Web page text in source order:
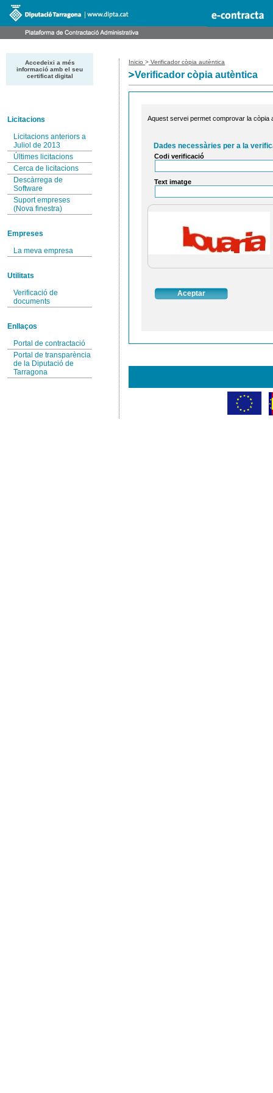
Accedeixi a més
informació amb el seu
certificat digital
Licitacions
Licitacions anteriors a
Juliol de 2013
Últimes licitacions
Cerca de licitacions
Descàrrega de
Software
Suport empreses
(Nova finestra)
Empreses
La meva empresa
Utilitats
Verificació de
documents
Enllaços
Portal de contractació
Portal de transparència
de la Diputació de
Tarragona
Inicio> Verificador còpia autèntica
Verificador còpia autèntica
Aquest servei permet comprovar la còpia
Dades necessàries per a la
Codi verificació
Text imatge